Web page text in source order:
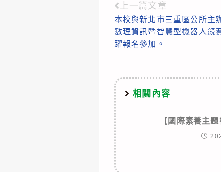
Read
more
articles
上一篇文章
本校與新北市三重區公所主
數理資訊暨智慧型機器人競
躍報名參加。
相關內容
【國際素養主